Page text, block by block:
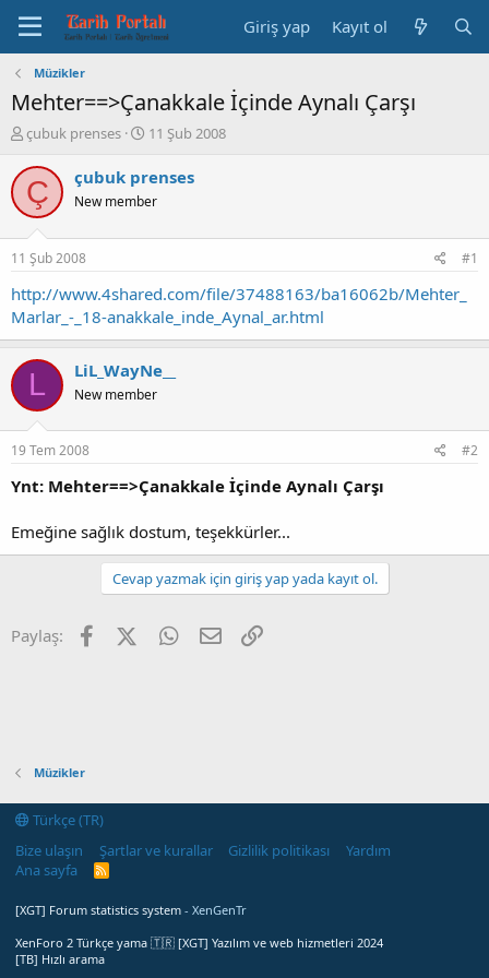
Giriş yap Kayıt ol
Müzikler
Mehter==>Çanakkale İçinde Aynalı Çarşı
K
n
b
u
u
b
a
l
t
n
çubuk prenses
B
ş
a
ç
a
i
h
11 Şub 2008
Ç çubuk prenses
New member
11 Şub 2008 #1
http://www.4shared.com/file/37488163/ba16062b/Mehter_
Marlar_-_18-anakkale_inde_Aynal_ar.html
L LiL_WayNe__
New member
19 Tem 2008 #2
Ynt: Mehter==>Çanakkale İçinde Aynalı Çarşı
Emeğine sağlık dostum, teşekkürler...
Cevap yazmak için giriş yap yada kayıt ol.
Paylaş: FacebookX (Twitter)WhatsApp
E-posta
Müzikler
Türkçe (TR)
Bize ulaşın
Şartlar ve kurallar Gizlilik politikası
Yardım
Ana sayfa
R
[XGT] Forum statistics system - XenGenTr
XenForo 2 Türkçe yama 🇹🇷 [XGT] Yazılım ve web hizmetleri 2024
[TB] Hızlı arama